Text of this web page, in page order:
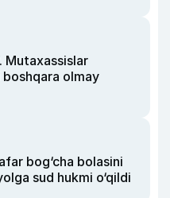
Mutaxassislar
olmay
bog‘cha bolasini
sud hukmi o‘qildi